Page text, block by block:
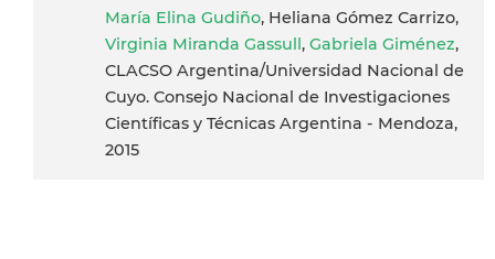
María Elina Gudiño, Heliana Gómez Carrizo,
Virginia Miranda Gassull, Gabriela Giménez,
CLACSO Argentina/Universidad Nacional de
Cuyo. Consejo Nacional de Investigaciones
Científicas y Técnicas Argentina - Mendoza,
2015